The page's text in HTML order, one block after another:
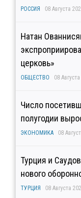
РОССИЯ 08 Августа
Натан
церковь»
ОБЩЕСТВО 08
Число
полугодии
ЭКОНОМИКА 08
Турция и
нового
ТУРЦИЯ 08 Августа